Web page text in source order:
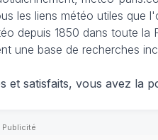
les liens météo utiles
depuis 1850 dans toute
une base de recherches
et satisfaits, vous avez la